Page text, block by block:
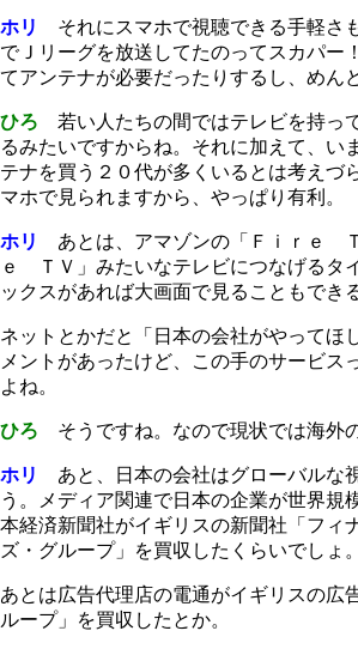
ホリ
それにスマホで視聴できる手軽さ
でＪリーグを放送してたのってスカパー
てアンテナが必要だったりするし、めん
ひろ 若い人たちの間ではテレビを持っ
るみたいですからね。それに加えて、い
テナを買う２０代が多くいるとは考えづ
マホで見られますから、やっぱり有利。
ホリ
あとは、アマゾンの「Ｆｉｒｅ Ｔ
ｅ ＴＶ」みたいなテレビにつなげるタ
ックスがあれば大画面で見ることもできる
ネットとかだと「日本の会社がやってほ
メントがあったけど、この手のサービス
よね。
ひろ そうですね。なので現状では海外
ホリ
あと、日本の会社はグローバルな
う。メディア関連で日本の企業が世界規
本経済新聞社がイギリスの新聞社「フィ
ズ・グループ」を買収したくらいでしょ。
あとは広告代理店の電通がイギリスの広
ループ」を買収したとか。